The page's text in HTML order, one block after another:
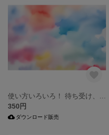
350円
ダウンロード販売